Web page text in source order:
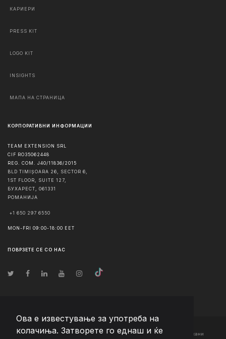
Ова е известување за употреба на
колачиња. Затворете го еднаш и ќе
КАРИЕРИ
PRESS KIT
LOGO KIT
INSIGHTS
МАПА НА СТРАНИЦА
КОРПОРАТИВНИ ИНФОРМАЦИИ
TEAM EXTENSION SRL
CIF RO35062448
REG. COM. J40/11836/2015
BLD TIMIȘOARA 26, SECTOR 6,
1ST FLOOR, SUITE 127,
БУХАРЕСТ
061331
РОМАНИЈА
+1 650 297 6550
MON-FRI 09:00-18:00 EET
ПОВРЗЕТЕ СЕ СО НАС
© Авторско право2026 Team Extension Macedonia - Сите права задржани